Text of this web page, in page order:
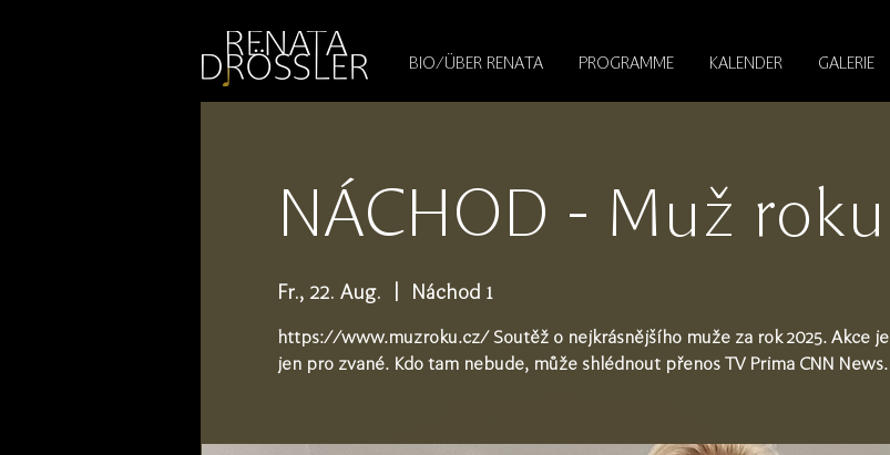
BIO/ÜBER RENATA PROGRAMME KALENDER GALERIE
NÁCHOD - Muž roku
Fr., 22. Aug. Náchod 1
https://www.muzroku.cz/ Soutěž o nejkrásnějšího muže za rok 2025. Akce je
jen pro zvané. Kdo tam nebude, může shlédnout přenos TV Prima CNN News.